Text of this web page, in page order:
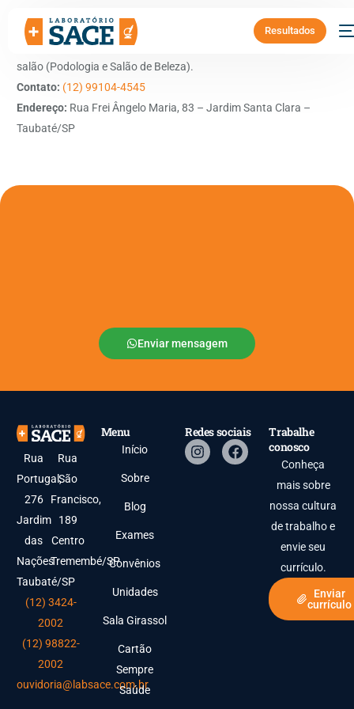
Resultados
Benefício:5% de desconto em procedimentos realizados no
salão (Podologia e Salão de Beleza).
Contato: (12) 99104-4545
Endereço: Rua Frei Ângelo Maria, 83 – Jardim Santa Clara –
Taubaté/SP
Enviar mensagem
Rua
Portugal,
276
Jardim
das
Nações
Taubaté/SP
Rua
São
Francisco,
189
Centro
Tremembé/SP
(12) 3424-
2002
(12) 98822-
2002
ouvidoria@labsace.com.br
Menu
Início
Sobre
Blog
Exames
Convênios
Unidades
Sala Girassol
Cartão
Sempre
Saúde
Redes sociais
Trabalhe
conosco
Conheça
mais sobre
nossa cultura
de trabalho e
envie seu
currículo.
Enviar
currículo